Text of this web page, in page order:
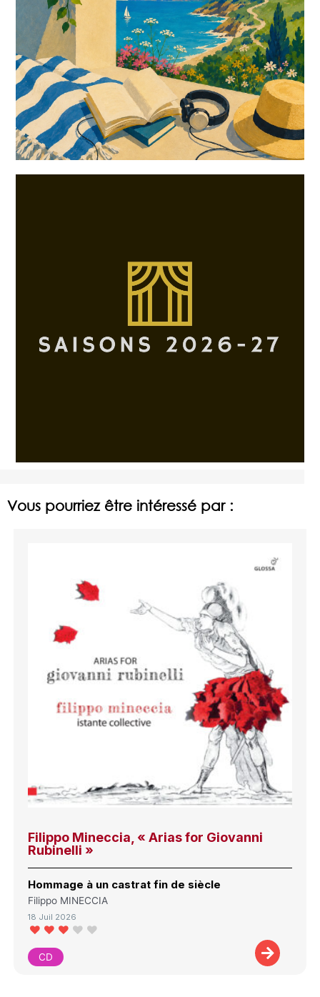
Vous pourriez être intéressé par :
Filippo Mineccia, « Arias for Giovanni
Rubinelli »
Hommage à un castrat fin de siècle
Filippo MINECCIA
18 Juil 2026
CD